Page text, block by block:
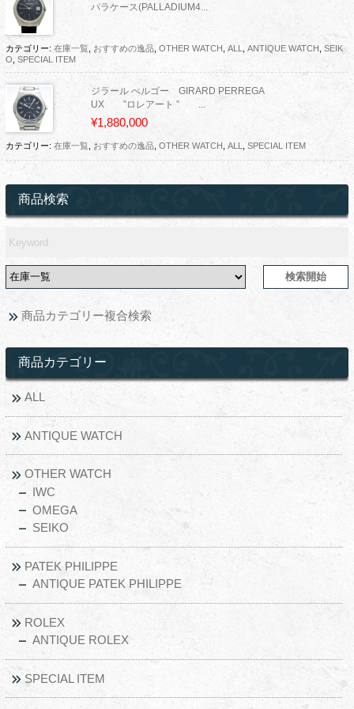
パラケース(PALLADIUM4...
カテゴリー: 在庫一覧, おすすめの逸品, OTHER WATCH ALL ANTIQUE WATCH SEIK
O SPECIAL ITEM
ジラール ぺルゴー GIRARD PERREGA
UX ”ロレアート ” ...
¥1,880,000
カテゴリー: 在庫一覧, おすすめの逸品, OTHER WATCH ALL SPECIAL ITEM
商品検索
商品カテゴリー複合検索
商品カテゴリー
ALL
ANTIQUE WATCH
OTHER WATCH
IWC
OMEGA
SEIKO
PATEK PHILIPPE
ANTIQUE PATEK PHILIPPE
ROLEX
ANTIQUE ROLEX
SPECIAL ITEM